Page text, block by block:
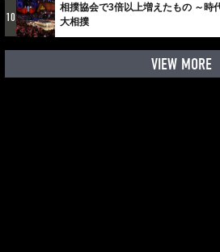
10
相撲協会で3倍以上増えたもの ～時
大相撲
VIEW MORE